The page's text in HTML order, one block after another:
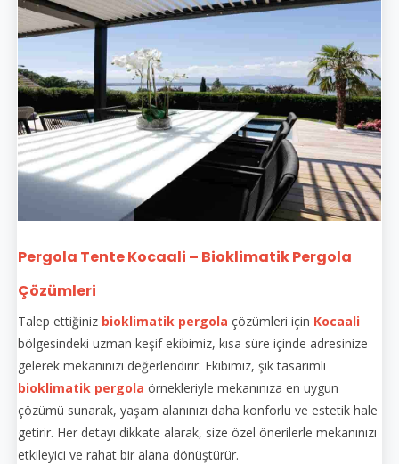
Pergola Tente Kocaali – Bioklimatik Pergola
Çözümleri
Talep ettiğiniz bioklimatik pergola çözümleri için Kocaali
bölgesindeki uzman keşif ekibimiz, kısa süre içinde adresinize
gelerek mekanınızı değerlendirir. Ekibimiz, şık tasarımlı
bioklimatik pergola örnekleriyle mekanınıza en uygun
çözümü sunarak, yaşam alanınızı daha konforlu ve estetik hale
getirir. Her detayı dikkate alarak, size özel önerilerle mekanınızı
etkileyici ve rahat bir alana dönüştürür.